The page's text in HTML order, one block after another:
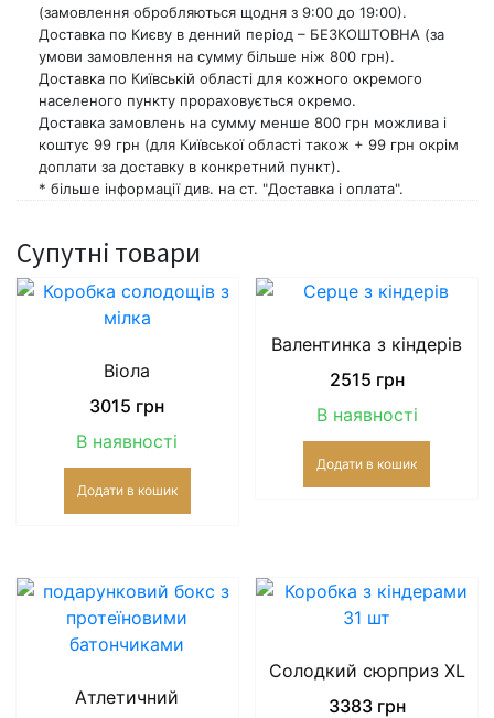
(замовлення обробляються щодня з 9:00 до 19:00).
Доставка по Києву в денний період – БЕЗКОШТОВНА (за
умови замовлення на сумму більше ніж 800 грн).
Доставка по Київській області для кожного окремого
населеного пункту прораховується окремо.
Доставка замовлень на сумму менше 800 грн можлива і
коштує 99 грн (для Київської області також + 99 грн окрім
доплати за доставку в конкретний пункт).
* більше інформації див. на ст. "Доставка і оплата".
Супутні товари
Віола
3015 грн
В наявності
Додати в кошик
Валентинка з кіндерів
2515 грн
В наявності
Додати в кошик
Атлетичний
Солодкий сюрприз XL
3383грн